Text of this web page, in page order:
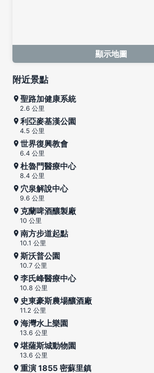
顯示地圖
附近景點
聖路加健康系統
2.6 公里
利亞麥基漢公園
4.5 公里
世界復興教會
6.4 公里
杜魯門醫療中心
8.4 公里
穴泉解說中心
9.6 公里
克蘭啤酒釀製廠
10 公里
南方步道起點
10.1 公里
斯沃普公園
10.7 公里
李氏峰醫療中心
10.8 公里
史東豪斯農場釀酒廠
11.2 公里
海灣水上樂園
13.6 公里
堪薩斯城動物園
13.6 公里
重演 1855 密蘇里鎮